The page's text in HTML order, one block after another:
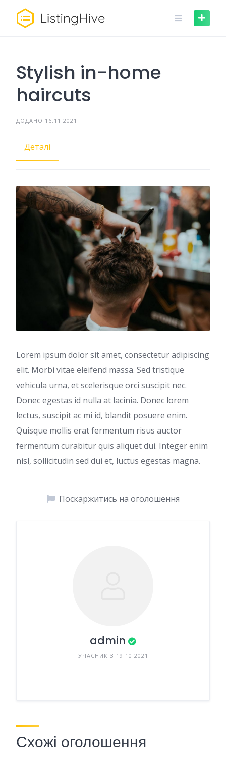
content
Stylish in-home
haircuts
ДОДАНО 16.11.2021
Деталі
Lorem ipsum dolor sit amet, consectetur adipiscing
elit. Morbi vitae eleifend massa. Sed tristique
vehicula urna, et scelerisque orci suscipit nec.
Donec egestas id nulla at lacinia. Donec lorem
lectus, suscipit ac mi id, blandit posuere enim.
Quisque mollis erat fermentum risus auctor
fermentum curabitur quis aliquet dui. Integer enim
nisl, sollicitudin sed dui et, luctus egestas magna.
Поскаржитись на оголошення
admin
УЧАСНИК З 19.10.2021
Схожі оголошення